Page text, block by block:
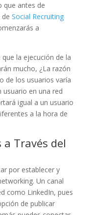
que antes de
Social Recruiting
a
la ejecución de la
mucho, ¿La razón
de los usuarios varía
usuario en una red
igual a un usuario
a la hora de
a Través del
por establecer y
Un canal
como LinkedIn, pues
de publicar